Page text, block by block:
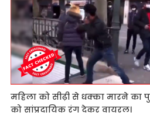
महिला को सीढ़ी से धक्का मारने का
को सांप्रदायिक रंग देकर वायरल।